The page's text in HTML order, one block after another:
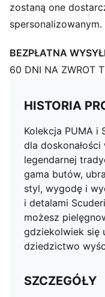
zostaną one
spersonalizowanym.
BEZPŁATNA
60 DNI NA ZWROT
HISTORIA
Kolekcja PUMA i
dla
legendarnej
gama butów,
styl, wygodę i
i detalami
możesz
gdziekolwiek się
dziedzictwo
SZCZEGÓŁY